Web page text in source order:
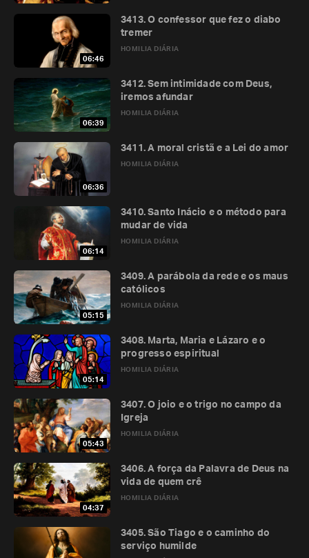
06:46
HOMILIA DIÁRIA
3413. O confessor que fez o diabo
tremer
06:39
HOMILIA DIÁRIA
3412. Sem intimidade com Deus,
iremos afundar
06:36
HOMILIA DIÁRIA
3411. A moral cristã e a Lei do amor
06:14
HOMILIA DIÁRIA
3410. Santo Inácio e o método para
mudar de vida
05:15
HOMILIA DIÁRIA
3409. A parábola da rede e os maus
católicos
05:14
HOMILIA DIÁRIA
3408. Marta, Maria e Lázaro e o
progresso espiritual
05:43
HOMILIA DIÁRIA
3407. O joio e o trigo no campo da
Igreja
04:37
HOMILIA DIÁRIA
3406. A força da Palavra de Deus na
vida de quem crê
3405. São Tiago e o caminho do
serviço humilde